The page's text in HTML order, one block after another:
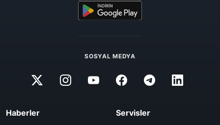
SOSYAL MEDYA
Haberler Servisler